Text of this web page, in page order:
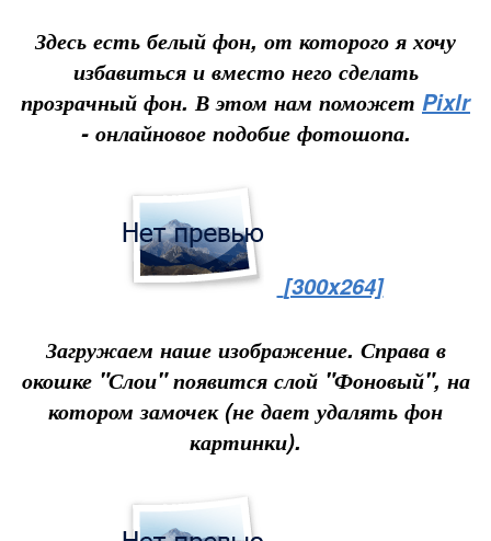
Здесь есть белый фон, от которого я хочу
избавиться и вместо него сделать
прозрачный фон. В этом нам поможет Pixlr
- онлайновое подобие фотошопа.
[300x264]
Загружаем наше изображение. Справа в
окошке "Слои" появится слой "Фоновый", на
котором замочек (не дает удалять фон
картинки).